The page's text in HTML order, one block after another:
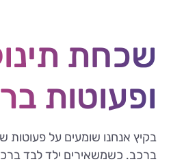
שכחת
ופעוטות
בקיץ אנחנו שומעים על פעוטות
ברכב. כשמשאירים ילד לבד